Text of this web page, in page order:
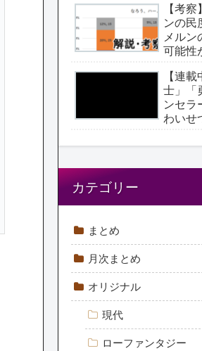
【考
ンの民
メルン
可能性
【連
士」「
ンセラ
わいせ
カテゴリー
まとめ
月次まとめ
オリジナル
現代
ローファンタジー